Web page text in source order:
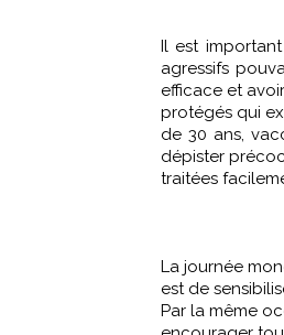
Il est
agressifs
efficace et
protégés qui
de 30 ans,
dépister
traitées
La journée
est de
Par la même